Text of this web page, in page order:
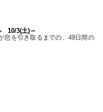
10/3(土)～
息を引き取るまでの、49日間の